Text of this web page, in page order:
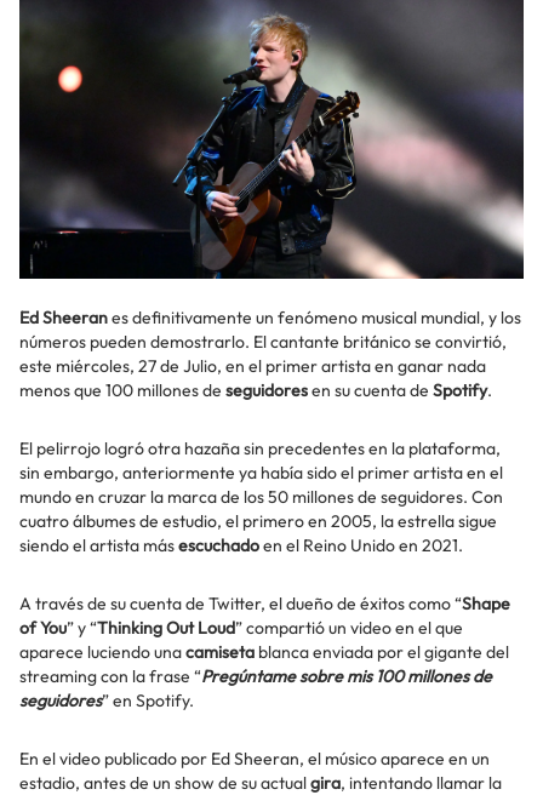
Ed Sheeranes definitivamente un fenómeno musical mundial, y los
números pueden demostrarlo. El cantante británico se convirtió,
este miércoles, 27 de Julio, en el primer artista en ganar nada
menos que 100 millones de seguidoresen su cuenta de Spotify.
El pelirrojo logró otra hazaña sin precedentes en la plataforma,
sin embargo, anteriormente ya había sido el primer artista en el
mundo en cruzar la marca de los 50 millones de seguidores. Con
cuatro álbumes de estudio, el primero en 2005, la estrella sigue
siendo el artista másescuchadoen el Reino Unido en 2021.
A través de su cuenta de Twitter, el dueño de éxitos como “Shape
of You” y “Thinking Out Loud” compartió un video en el que
aparece luciendo unacamiseta blanca enviada por el gigante del
streaming con la frase “Pregúntame sobre mis 100 millones de
seguidores” en Spotify.
En el video publicado por Ed Sheeran, el músico aparece en un
estadio, antes de un show de su actualgira, intentando llamar la